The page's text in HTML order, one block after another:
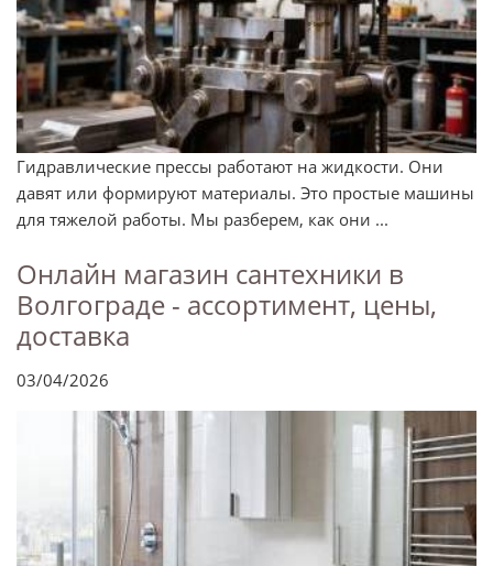
Гидравлические прессы работают на жидкости. Они
давят или формируют материалы. Это простые машины
для тяжелой работы. Мы разберем, как они ...
Онлайн магазин сантехники в
Волгограде - ассортимент, цены,
доставка
03/04/2026